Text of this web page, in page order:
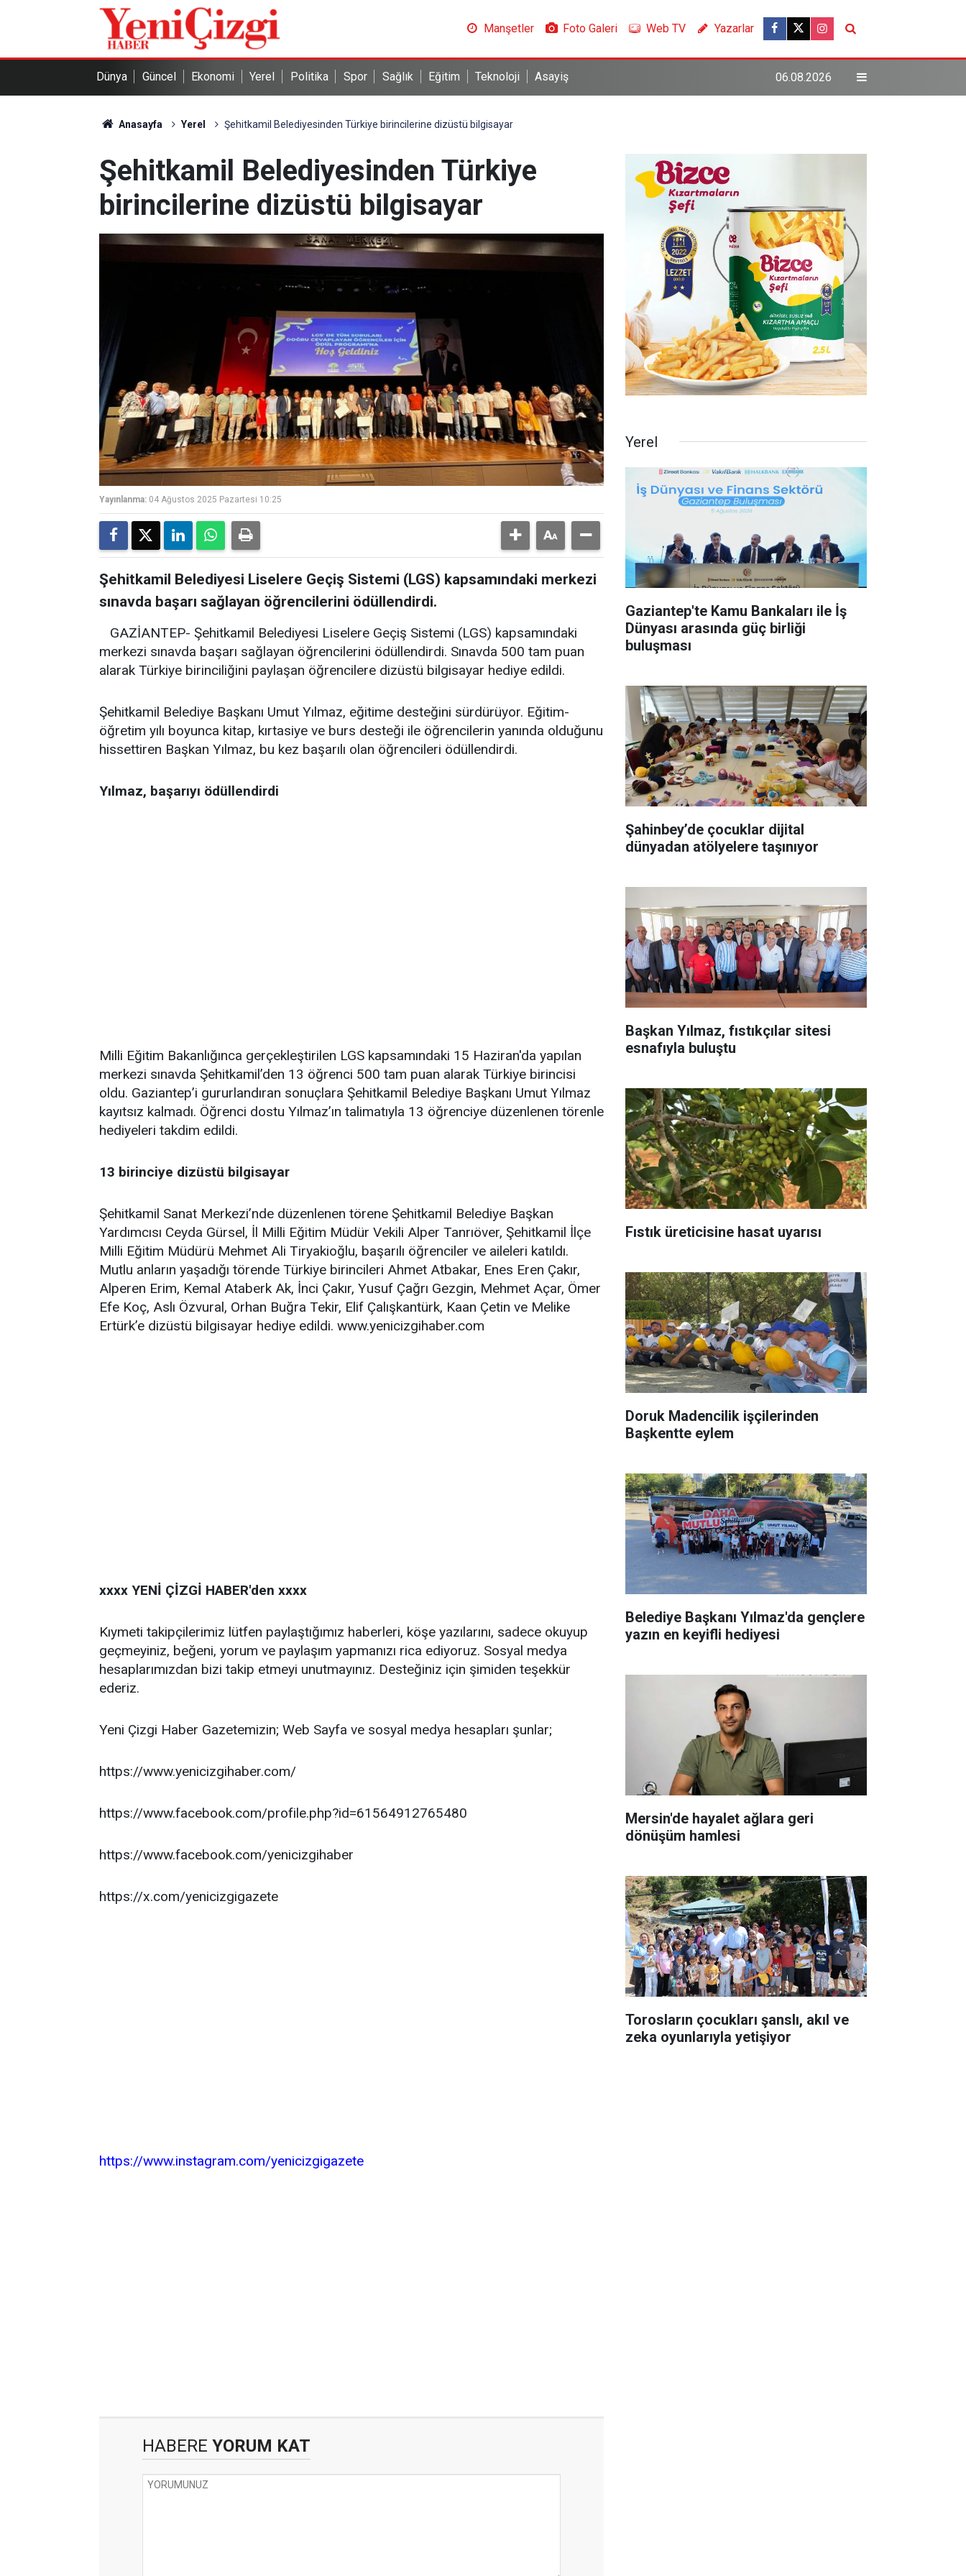
Manşetler Foto Galeri Web TV Yazarlar
Dünya Güncel Ekonomi Yerel Politika Spor Sağlık Eğitim Teknoloji Asayiş 06.08.2026
Anasayfa Yerel Şehitkamil Belediyesinden Türkiye birincilerine dizüstü bilgisayar
Şehitkamil Belediyesinden Türkiye
birincilerine dizüstü bilgisayar
Yayınlanma: 04 Ağustos 2025 Pazartesi 10:25
Şehitkamil Belediyesi Liselere Geçiş Sistemi (LGS) kapsamındaki merkezi
sınavda başarı sağlayan öğrencilerini ödüllendirdi.
GAZİANTEP- Şehitkamil Belediyesi Liselere Geçiş Sistemi (LGS) kapsamındaki
merkezi sınavda başarı sağlayan öğrencilerini ödüllendirdi. Sınavda 500 tam puan
alarak Türkiye birinciliğini paylaşan öğrencilere dizüstü bilgisayar hediye edildi.
Şehitkamil Belediye Başkanı Umut Yılmaz, eğitime desteğini sürdürüyor. Eğitim-
öğretim yılı boyunca kitap, kırtasiye ve burs desteği ile öğrencilerin yanında olduğunu
hissettiren Başkan Yılmaz, bu kez başarılı olan öğrencileri ödüllendirdi.
Yılmaz, başarıyı ödüllendirdi
Milli Eğitim Bakanlığınca gerçekleştirilen LGS kapsamındaki 15 Haziran'da yapılan
merkezi sınavda Şehitkamil’den 13 öğrenci 500 tam puan alarak Türkiye birincisi
oldu. Gaziantep’i gururlandıran sonuçlara Şehitkamil Belediye Başkanı Umut Yılmaz
kayıtsız kalmadı. Öğrenci dostu Yılmaz’ın talimatıyla 13 öğrenciye düzenlenen törenle
hediyeleri takdim edildi.
13 birinciye dizüstü bilgisayar
Şehitkamil Sanat Merkezi’nde düzenlenen törene Şehitkamil Belediye Başkan
Yardımcısı Ceyda Gürsel, İl Milli Eğitim Müdür Vekili Alper Tanrıöver, Şehitkamil İlçe
Milli Eğitim Müdürü Mehmet Ali Tiryakioğlu, başarılı öğrenciler ve aileleri katıldı.
Mutlu anların yaşadığı törende Türkiye birincileri Ahmet Atbakar, Enes Eren Çakır,
Alperen Erim, Kemal Ataberk Ak, İnci Çakır, Yusuf Çağrı Gezgin, Mehmet Açar, Ömer
Efe Koç, Aslı Özvural, Orhan Buğra Tekir, Elif Çalışkantürk, Kaan Çetin ve Melike
Ertürk’e dizüstü bilgisayar hediye edildi. www.yenicizgihaber.com
xxxx YENİ ÇİZGİ HABER'den xxxx
Kıymeti takipçilerimiz lütfen paylaştığımız haberleri, köşe yazılarını, sadece okuyup
geçmeyiniz, beğeni, yorum ve paylaşım yapmanızı rica ediyoruz. Sosyal medya
hesaplarımızdan bizi takip etmeyi unutmayınız. Desteğiniz için şimiden teşekkür
ederiz.
Yeni Çizgi Haber Gazetemizin; Web Sayfa ve sosyal medya hesapları şunlar;
https://www.yenicizgihaber.com/
https://www.facebook.com/profile.php?id=61564912765480
https://www.facebook.com/yenicizgihaber
https://x.com/yenicizgigazete
https://www.instagram.com/yenicizgigazete
HABERE YORUM KAT
Yerel
Gaziantep'te Kamu Bankaları ile İş
Dünyası arasında güç birliği
buluşması
Şahinbey’de çocuklar dijital
dünyadan atölyelere taşınıyor
Başkan Yılmaz, fıstıkçılar sitesi
esnafıyla buluştu
Fıstık üreticisine hasat uyarısı
Doruk Madencilik işçilerinden
Başkentte eylem
Belediye Başkanı Yılmaz'da gençlere
yazın en keyifli hediyesi
Mersin'de hayalet ağlara geri
dönüşüm hamlesi
Torosların çocukları şanslı, akıl ve
zeka oyunlarıyla yetişiyor